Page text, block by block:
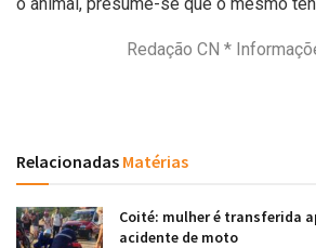
Redação CN *
Relacionadas Matérias
Coité: mulher é transferida
acidente de moto